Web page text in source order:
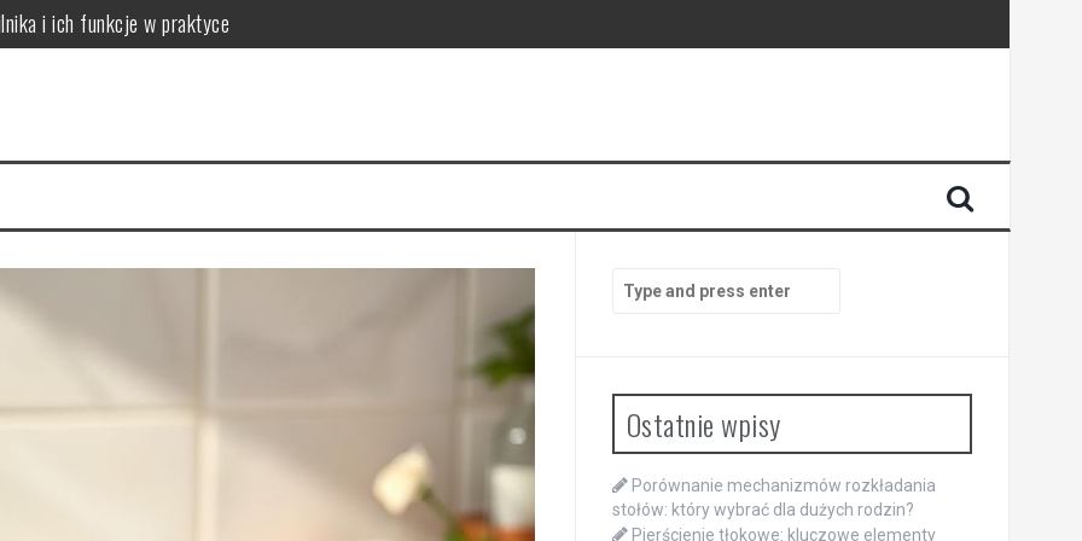
i ich funkcje w praktyce
i skuteczna rutyna anti-aging
na 4 tygodnie
cerę i jak to naprawić
for:
Ostatnie wpisy
Porównanie mechanizmów rozkładania
stołów: który wybrać dla dużych rodzin?
Pierścienie tłokowe: kluczowe elementy